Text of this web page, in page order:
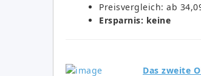
Preisvergleich: ab
Ersparnis: keine
Das zweite